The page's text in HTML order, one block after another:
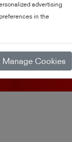
advertising
in the
Manage Cookies